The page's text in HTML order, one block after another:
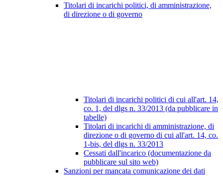
Titolari di incarichi politici, di amministrazione,
di direzione o di governo
Titolari di incarichi politici di cui all'art. 14,
co. 1, del dlgs n. 33/2013 (da pubblicare in
tabelle)
Titolari di incarichi di amministrazione, di
direzione o di governo di cui all'art. 14, co.
1-bis, del dlgs n. 33/2013
Cessati dall'incarico (documentazione da
pubblicare sul sito web)
Sanzioni per mancata comunicazione dei dati